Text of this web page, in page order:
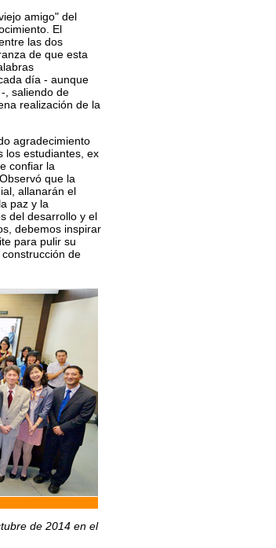
amigo" del
El
las dos
de que esta
día - aunque
, saliendo de
realización de la
agradecimiento
los estudiantes, ex
confiar la
que la
allanarán el
paz y la
del desarrollo y el
debemos inspirar
para pulir su
de
de 2014 en el